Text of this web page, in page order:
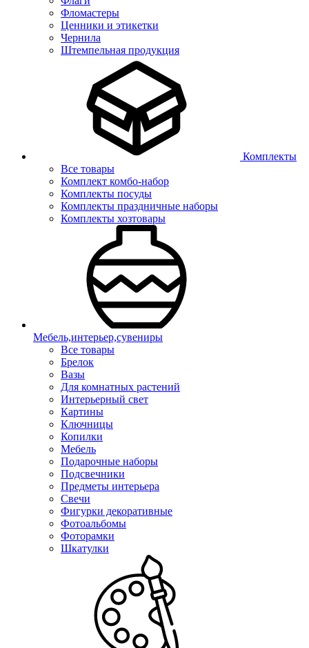
Фломастеры
Ценники и этикетки
Чернила
Штемпельная продукция
Комплекты
Все товары
Комплект комбо-набор
Комплекты посуды
Комплекты праздничные наборы
Комплекты хозтовары
Мебель,интерьер,сувениры
Все товары
Брелок
Вазы
Для комнатных растений
Интерьерный свет
Картины
Ключницы
Копилки
Мебель
Подарочные наборы
Подсвечники
Предметы интерьера
Свечи
Фигурки декоративные
Фотоальбомы
Фоторамки
Шкатулки